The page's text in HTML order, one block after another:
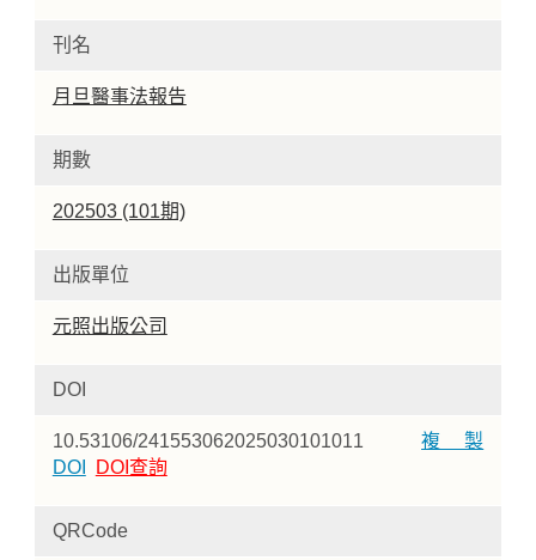
刊名
月旦醫事法報告
期數
202503 (101期)
出版單位
元照出版公司
DOI
10.53106/241553062025030101011複製
DOI
DOI查詢
QRCode